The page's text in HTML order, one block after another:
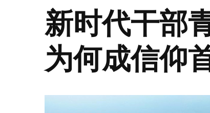
新时代干部
为何成信仰